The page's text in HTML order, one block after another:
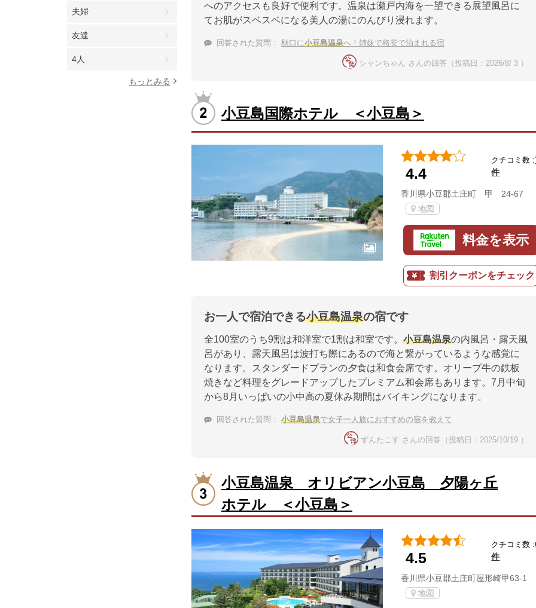
夫婦
友達
4人
もっとみる
へのアクセスも良好で便利です。温泉は瀬戸内海を一望できる展望風呂に
てお肌がスベスベになる美人の湯にのんびり浸れます。
回答された質問： 秋口に小豆島温泉へ！姉妹で格安で泊まれる宿
シャンちゃん さんの回答（投稿日：2026/8/ 3 ）
小豆島国際ホテル ＜小豆島＞
4.4
クチコミ数 :
件
香川県小豆郡土庄町 甲 24-67
地図
料金を表示
割引クーポンをチェック
お一人で宿泊できる小豆島温泉の宿です
全100室のうち9割は和洋室で1割は和室です。 小豆島温泉の内風呂・露天風
呂があり、露天風呂は波打ち際にあるので海と繋がっているような感覚に
なります。スタンダードプランの夕食は和食会席です。オリーブ牛の鉄板
焼きなど料理をグレードアップしたプレミアム和会席もあります。7月中旬
から8月いっぱいの小中高の夏休み期間はバイキングになります。
回答された質問： 小豆島温泉で女子一人旅におすすめの宿を教えて
ずんたこす さんの回答（投稿日：2025/10/19 ）
小豆島温泉 オリビアン小豆島 夕陽ヶ丘
ホテル ＜小豆島＞
4.5
クチコミ数 :
件
香川県小豆郡土庄町屋形崎甲63-1
地図